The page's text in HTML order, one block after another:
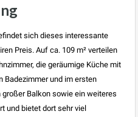
sich dieses interessante
Preis. Auf ca. 109 m² verteilen
die geräumige Küche mit
Badezimmer und im ersten
Balkon sowie ein weiteres
und bietet dort sehr viel